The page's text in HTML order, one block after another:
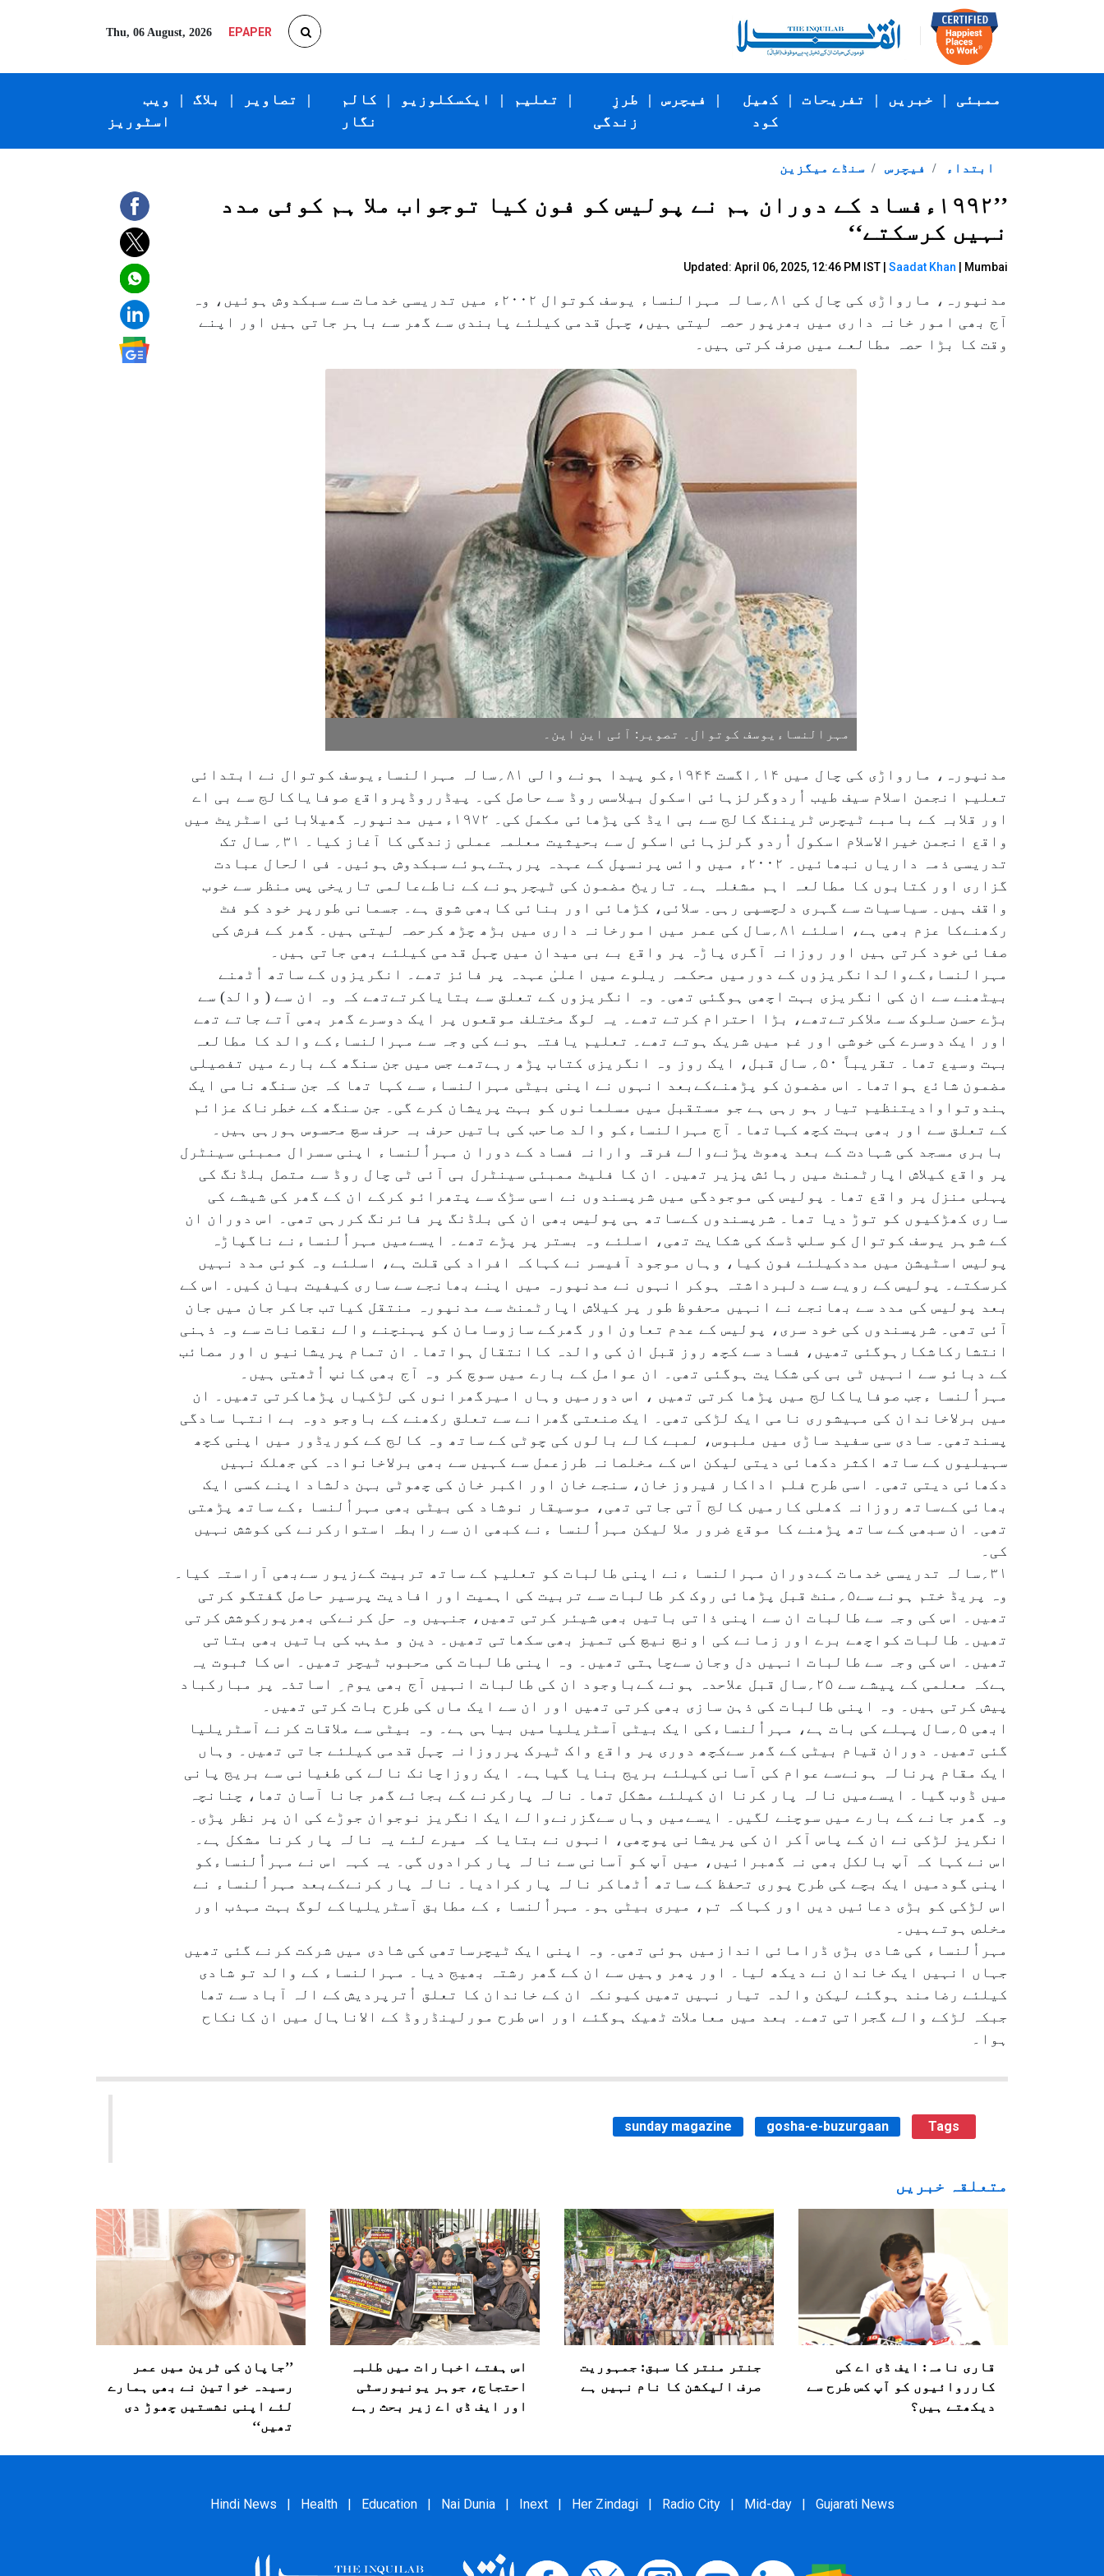
Thu, 06 August, 2026 EPAPER
ویب
اسٹوریز
| بلاگ | تصاویر |
کالم
نگار
| ایکسکلوزیو | تعلیم |
طرزِ
زندگی
| فیچرس |
کھیل
کود
| تفریحات | خبریں | ممبئی
سنڈے میگزین فیچرس ابتداء
’’۱۹۹۲ءفساد کے دوران ہم نے پولیس کو فون کیا توجواب ملا ہم کوئی مدد
نہیں کرسکتے‘‘
Updated: April 06, 2025, 12:46 PM IST | Saadat Khan | Mumbai
مدنپورہ، مارواڑی کی چال کی ۸۱؍سالہ مہرالنساء یوسف کوتوال ۲۰۰۲ء میں تدریسی خدمات سے سبکدوش ہوئیں، وہ
آج بھی امور خانہ داری میں بھرپور حصہ لیتی ہیں، چہل قدمی کیلئے پابندی سے گھر سے باہر جاتی ہیں اور اپنے
وقت کا بڑا حصہ مطالعے میں صرف کرتی ہیں۔
مہرالنساءیوسف کوتوال۔ تصویر: آئی این این۔
مدنپورہ، مارواڑی کی چال میں ۱۴؍اگست ۱۹۴۴ءکو پیدا ہونے والی ۸۱؍سالہ مہرالنساءیوسف کوتوال نے ابتدائی
تعلیم انجمن اسلام سیف طیب اُردوگرلزہائی اسکول بیلاسس روڈ سے حاصل کی۔ پیڈرروڈپرواقع صوفایاکالج سے بی اے
اور قلابہ کے بامبے ٹیچرس ٹریننگ کالج سے بی ایڈ کی پڑھائی مکمل کی۔ ۱۹۷۲ءمیں مدنپورہ گھیلابائی اسٹریٹ میں
واقع انجمن خیرالاسلام اسکول اُردو گرلزہائی اسکو ل سے بحیثیت معلمہ عملی زندگی کا آغاز کیا۔ ۳۱؍ سال تک
تدریسی ذمہ داریاں نبھائیں۔ ۲۰۰۲ء میں وائس پرنسپل کے عہدہ پررہتےہوئے سبکدوش ہوئیں۔ فی الحال عبادت
گزاری اور کتابوں کا مطالعہ اہم مشغلہ ہے۔ تاریخ مضمون کی ٹیچرہونے کے ناطےعالمی تاریخی پس منظر سے خوب
واقف ہیں۔ سیاسیات سے گہری دلچسپی رہی۔ سلائی، کڑھائی اور بنائی کابھی شوق ہے۔ جسمانی طورپر خود کو فٹ
رکھنےکا عزم بھی ہے، اسلئے ۸۱؍سال کی عمر میں امورخانہ داری میں بڑھ چڑھ کرحصہ لیتی ہیں۔ گھر کے فرش کی
صفائی خود کرتی ہیں اور روزانہ آگری پاڑہ پر واقع بے بی میدان میں چہل قدمی کیلئے بھی جاتی ہیں۔
مہرالنساءکےوالدانگریزوں کے دورمیں محکمہ ریلوے میں اعلیٰ عہدہ پر فائز تھے۔ انگریزوں کے ساتھ اُٹھنے
بیٹھنے سے ان کی انگریزی بہت اچھی ہوگئی تھی۔ وہ انگریزوں کے تعلق سے بتایاکرتےتھے کہ وہ ان سے ( والد) سے
بڑے حسن سلوک سے ملاکرتےتھے، بڑا احترام کرتے تھے۔ یہ لوگ مختلف موقعوں پر ایک دوسرے گھر بھی آتے جاتے تھے
اور ایک دوسرے کی خوشی اور غم میں شریک ہوتے تھے۔ تعلیم یافتہ ہونے کی وجہ سے مہرالنساءکے والد کا مطالعہ
بہت وسیع تھا۔ تقریباً ۵۰؍ سال قبل، ایک روز وہ انگریزی کتاب پڑھ رہےتھے جس میں جن سنگھ کے بارے میں تفصیلی
مضمون شائع ہواتھا۔ اس مضمون کو پڑھنےکےبعد انہوں نے اپنی بیٹی مہرالنساء سے کہا تھا کہ جن سنگھ نامی ایک
ہندوتواوادیتنظیم تیار ہو رہی ہے جو مستقبل میں مسلمانوں کو بہت پریشان کرے گی۔ جن سنگھ کے خطرناک عزائم
کے تعلق سے اور بھی بہت کچھ کہاتھا۔ آج مہرالنساءکو والد صاحب کی باتیں حرف بہ حرف سچ محسوس ہورہی ہیں۔
بابری مسجد کی شہادت کے بعد پھوٹ پڑنےوالے فرقہ وارانہ فساد کے دورا ن مہراُلنساء اپنی سسرال ممبئی سینٹرل
پر واقع کیلاش اپارٹمنٹ میں رہائش پزیر تھیں۔ ان کا فلیٹ ممبئی سینٹرل بی آئی ٹی چال روڈ سے متصل بلڈنگ کی
پہلی منزل پر واقع تھا۔ پولیس کی موجودگی میں شرپسندوں نے اسی سڑک سے پتھرائو کرکے ان کے گھر کی شیشے کی
ساری کھڑکیوں کو توڑ دیا تھا۔ شرپسندوں کےساتھ ہی پولیس بھی ان کی بلڈنگ پر فائرنگ کررہی تھی۔ اس دوران ان
کے شوہر یوسف کوتوال کو سلپ ڈسک کی شکایت تھی، اسلئے وہ بستر پر پڑے تھے۔ ایسےمیں مہراُلنساءنے ناگپاڑہ
پولیس اسٹیشن میں مددکیلئے فون کیا، وہاں موجود آفیسر نے کہاکہ افراد کی قلت ہے، اسلئے وہ کوئی مدد نہیں
کرسکتے۔ پولیس کے رویے سے دلبرداشتہ ہوکر انہوں نے مدنپورہ میں اپنے بھانجے سے ساری کیفیت بیان کیں۔ اس کے
بعد پولیس کی مدد سے بھانجے نے انہیں محفوظ طور پر کیلاش اپارٹمنٹ سے مدنپورہ منتقل کیاتب جاکر جان میں جان
آئی تھی۔ شرپسندوں کی خود سری، پولیس کے عدم تعاون اور گھرکے سازوسامان کو پہنچنے والے نقصانات سے وہ ذہنی
انتشارکاشکارہوگئی تھیں، فساد سے کچھ روز قبل ان کی والدہ کاانتقال ہواتھا۔ ان تمام پریشانیو ں اور مصائب
کے دبائو سے انہیں ٹی بی کی شکایت ہوگئی تھی۔ ان عوامل کے بارے میں سوچ کر وہ آج بھی کانپ اُٹھتی ہیں۔
مہراُلنسا ءجب صوفایاکالج میں پڑھا کرتی تھیں ، اس دورمیں وہاں امیرگھرانوں کی لڑکیاں پڑھاکرتی تھیں۔ ان
میں برلاخاندان کی مہیشوری نامی ایک لڑکی تھی۔ ایک صنعتی گھرانے سے تعلق رکھنے کے باوجو دوہ بے انتہا سادگی
پسندتھی۔ سادی سی سفید ساڑی میں ملبوس، لمبے کالے بالوں کی چوٹی کے ساتھ وہ کالج کے کوریڈور میں اپنی کچھ
سہیلیوں کے ساتھ اکثر دکھائی دیتی لیکن اس کے مخلصانہ طرزعمل سے کہیں سے بھی برلاخانوادہ کی جھلک نہیں
دکھائی دیتی تھی۔ اسی طرح فلم اداکار فیروز خان، سنجے خان اور اکبر خان کی چھوٹی بہن دلشاد اپنے کسی ایک
بھائی کےساتھ روزانہ کھلی کارمیں کالج آتی جاتی تھی، موسیقار نوشاد کی بیٹی بھی مہراُلنسا ءکے ساتھ پڑھتی
تھی۔ ان سبھی کے ساتھ پڑھنے کا موقع ضرور ملا لیکن مہراُلنسا ءنے کبھی ان سے رابطہ استوارکرنے کی کوشش نہیں
کی۔
۳۱؍سالہ تدریسی خدمات کےدوران مہرالنسا ءنے اپنی طالبات کو تعلیم کے ساتھ تربیت کےزیور سےبھی آراستہ کیا۔
وہ پریڈ ختم ہونے سے۵؍منٹ قبل پڑھائی روک کر طالبات سے تربیت کی اہمیت اور افادیت پرسیر حاصل گفتگو کرتی
تھیں۔ اس کی وجہ سے طالبات ان سے اپنی ذاتی باتیں بھی شیئر کرتی تھیں، جنہیں وہ حل کرنےکی بھرپورکوشش کرتی
تھیں۔ طالبات کواچھے برے اور زمانے کی اونچ نیچ کی تمیز بھی سکھاتی تھیں۔ دین و مذہب کی باتیں بھی بتاتی
تھیں۔ اس کی وجہ سے طالبات انہیں دل وجان سےچاہتی تھیں۔ وہ اپنی طالبات کی محبوب ٹیچر تھیں۔ اس کا ثبوت یہ
ہےکہ معلمی کے پیشے سے ۲۵؍سال قبل علاحدہ ہونے کےباوجود ان کی طالبات انہیں آج بھی یوم ِ اساتذہ پر مبارکباد
پیش کرتی ہیں۔ وہ اپنی طالبات کی ذہن سازی بھی کرتی تھیں اور ان سے ایک ماں کی طرح بات کرتی تھیں۔
ابھی ۵؍سال پہلے کی بات ہے، مہراُلنساءکی ایک بیٹی آسٹریلیامیں بیاہی ہے۔ وہ بیٹی سے ملاقات کرنے آسٹریلیا
گئی تھیں۔ دوران قیام بیٹی کے گھر سےکچھ دوری پر واقع واک ٹیرک پرروزانہ چہل قدمی کیلئے جاتی تھیں۔ وہاں
ایک مقام پرنالہ ہونےسے عوام کی آسانی کیلئے بریج بنایا گیاہے۔ ایک روزاچانک نالے کی طغیانی سے بریج پانی
میں ڈوب گیا۔ ایسےمیں نالہ پار کرنا ان کیلئے مشکل تھا۔ نالہ پارکرنے کے بجائے گھر جانا آسان تھا، چنانچہ
وہ گھر جانے کے بارے میں سوچنے لگیں۔ ایسےمیں وہاں سےگزرنےوالے ایک انگریز نوجوان جوڑے کی ان پر نظر پڑی۔
انگریز لڑکی نے ان کے پاس آکر ان کی پریشانی پوچھی، انہوں نے بتایا کہ میرے لئے یہ نالہ پار کرنا مشکل ہے۔
اس نے کہا کہ آپ بالکل بھی نہ گھبرائیں، میں آپ کو آسانی سے نالہ پار کرادوں گی۔ یہ کہہ اس نے مہراُلنساءکو
اپنی گودمیں ایک بچے کی طرح پوری تحفظ کے ساتھ اُٹھاکر نالہ پار کرادیا۔ نالہ پار کرنےکےبعد مہراُلنساء نے
اس لڑکی کو بڑی دعائیں دیں اور کہاکہ تم، میری بیٹی ہو۔ مہراُلنسا ء کے مطابق آسٹریلیاکے لوگ بہت مہذب اور
مخلص ہوتےہیں۔
مہراُلنساء کی شادی بڑی ڈرامائی اندازمیں ہوئی تھی۔ وہ اپنی ایک ٹیچرساتھی کی شادی میں شرکت کرنے گئی تھیں
جہاں انہیں ایک خاندان نے دیکھ لیا۔ اور پھر وہیں سے ان کے گھر رشتہ بھیج دیا۔ مہرالنساء کے والد تو شادی
کیلئے رضامند ہوگئے لیکن والدہ تیار نہیں تھیں کیونکہ ان کے خاندان کا تعلق اُترپردیش کے الہ آباد سے تھا
جبکہ لڑکے والے گجراتی تھے۔ بعد میں معاملات ٹھیک ہوگئے اور اس طرح مورلینڈروڈ کے الاناہال میں ان کانکاح
ہوا۔
sunday magazine gosha-e-buzurgaan Tags
متعلقہ خبریں
قاری نامہ: ایف ڈی اے کی
کارروائیوں کو آپ کس طرح سے
دیکھتے ہیں؟
جنتر منتر کا سبق: جمہوریت
صرف الیکشن کا نام نہیں ہے
اس ہفتے اخبارات میں طلبہ
احتجاج، جوہر یونیورسٹی
اور ایف ڈی اے زیر بحث رہے
’’جاپان کی ٹرین میں عمر
رسیدہ خواتین نے بھی ہمارے
لئے اپنی نشستیں چھوڑ دی
تھیں‘‘
Hindi News | Health | Education | Nai Dunia | Inext | Her Zindagi | Radio City | Mid-day | Gujarati News